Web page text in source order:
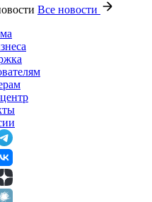
Все новости